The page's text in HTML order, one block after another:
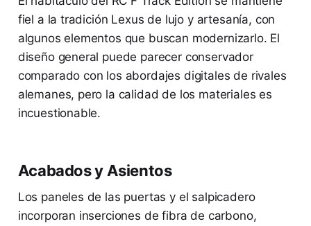
fiel a la tradición Lexus de lujo y artesanía, con
algunos elementos que buscan modernizarlo. El
diseño general puede parecer conservador
comparado con los abordajes digitales de rivales
alemanes, pero la calidad de los materiales es
incuestionable.
Acabados y Asientos
Los paneles de las puertas y el salpicadero
incorporan inserciones de fibra de carbono,